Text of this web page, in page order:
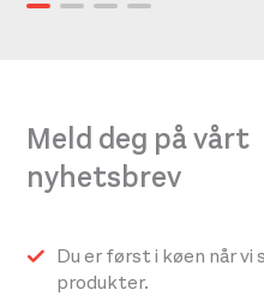
Meld deg på vårt
nyhetsbrev
Du er først i køen når vi
produkter.